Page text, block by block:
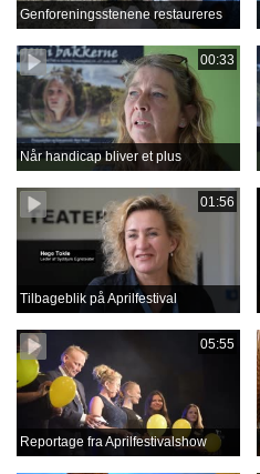
Genforeningsstenene restaureres
00:33
Når handicap bliver et plus
01:56
Tilbageblik på Aprilfestival
05:55
Reportage fra Aprilfestivalshow